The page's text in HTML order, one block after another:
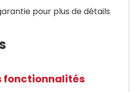
pour plus de détails
fonctionnalités